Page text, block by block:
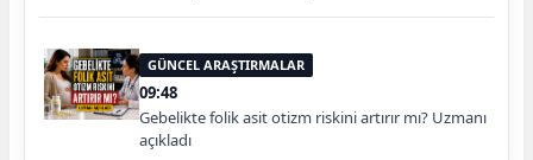
GÜNCEL ARAŞTIRMALAR
09:48
Gebelikte folik asit otizm riskini artırır mı? Uzmanı
açıkladı